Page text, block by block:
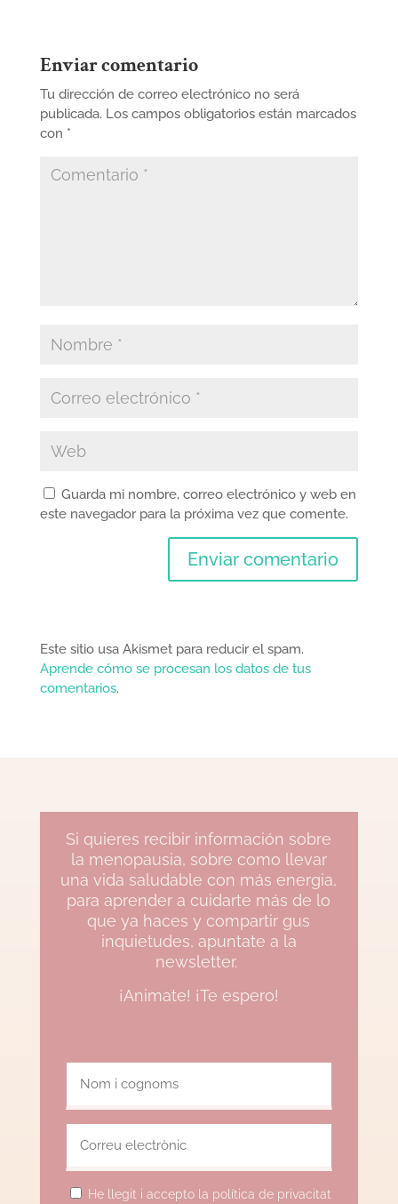
Enviar comentario
Tu dirección de correo electrónico no será
publicada. Los campos obligatorios están marcados
con *
Guarda mi nombre, correo electrónico y web en
este navegador para la próxima vez que comente.
Este sitio usa Akismet para reducir el spam.
Aprende cómo se procesan los datos de tus
comentarios.
Si quieres recibir información sobre
la menopausia, sobre como llevar
una vida saludable con más energia,
para aprender a cuidarte más de lo
que ya haces y compartir gus
inquietudes, apuntate a la
newsletter.
¡Animate! ¡Te espero!
He llegit i accepto la política de privacitat